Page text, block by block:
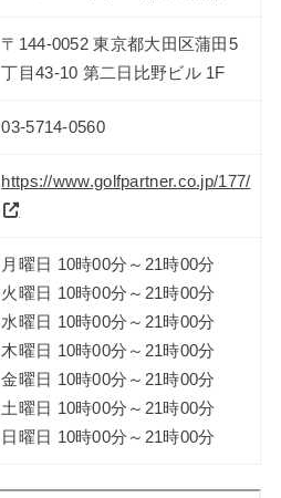
〒144-0052 東京都大田区蒲田5
丁目43-10 第二日比野ビル 1F
03-5714-0560
https://www.golfpartner.co.jp/177/
月曜日 10時00分～21時00分
火曜日 10時00分～21時00分
水曜日 10時00分～21時00分
木曜日 10時00分～21時00分
金曜日 10時00分～21時00分
土曜日 10時00分～21時00分
日曜日 10時00分～21時00分